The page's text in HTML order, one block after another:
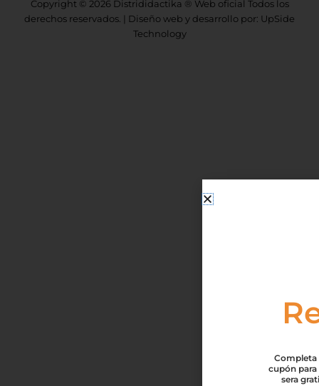
Copyright © 2026 Distrididactika ® Web oficial Todos los
derechos reservados. | Diseño web y desarrollo por: UpSide
Technology
Completa
cupón para
sera